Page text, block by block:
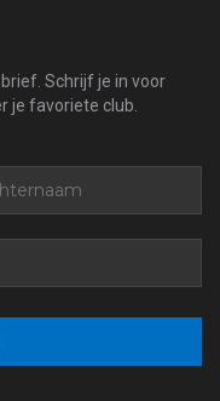
Schrijf je in voor
je favoriete club.